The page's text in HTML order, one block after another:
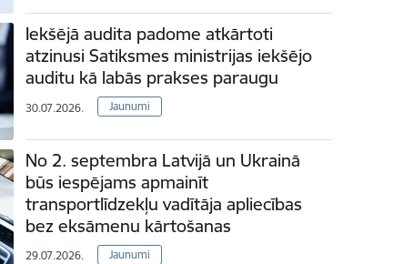
Iekšējā audita padome atkārtoti
atzinusi Satiksmes ministrijas iekšējo
auditu kā labās prakses paraugu
30.07.2026. Jaunumi
No 2. septembra Latvijā un Ukrainā
būs iespējams apmainīt
transportlīdzekļu vadītāja apliecības
bez eksāmenu kārtošanas
29.07.2026. Jaunumi